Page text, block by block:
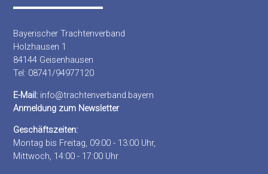
Bayerischer Trachtenverband
Holzhausen 1
84144 Geisenhausen
Tel: 08741/94977120
E-Mail: info@trachtenverband.bayern
Anmeldung zum Newsletter
Geschäftszeiten:
Montag bis Freitag, 09:00 - 13:00 Uhr,
Mittwoch, 14:00 - 17:00 Uhr